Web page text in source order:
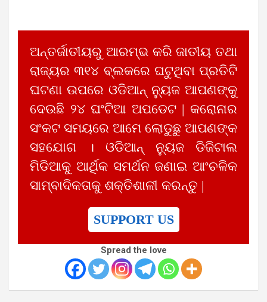
ଅନ୍ତର୍ଜାତୀୟରୁ ଆରମ୍ଭ କରି ଜାତୀୟ ତଥା
ରାଜ୍ୟର ୩୧୪ ବ୍ଲକରେ ଘଟୁଥିବା ପ୍ରତିଟି
ଘଟଣା ଉପରେ ଓଡିଆନ୍ ନ୍ୟୁଜ ଆପଣଙ୍କୁ
ଦେଉଛି ୨୪ ଘଂଟିଆ ଅପଡେଟ | କରୋନାର
ସଂକଟ ସମୟରେ ଆମେ ଲୋଡୁଛୁ ଆପଣଙ୍କ
ସହଯୋଗ । ଓଡିଆନ୍ ନ୍ୟୁଜ ଡିଜିଟାଲ
ମିଡିଆକୁ ଆର୍ଥିକ ସମର୍ଥନ ଜଣାଇ ଆଂଚଳିକ
ସାମ୍ବାଦିକତାକୁ ଶକ୍ତିଶାଳୀ କରନ୍ତୁ |
SUPPORT US
Spread the love